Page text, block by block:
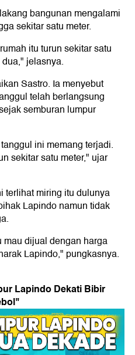
bangunan mengalami
sekitar satu meter.
itu turun sekitar satu
jelasnya.
Sastro. Ia menyebut
telah berlangsung
semburan lumpur
ini memang terjadi.
sekitar satu meter," ujar
terlihat miring itu dulunya
Lapindo namun tidak
dijual dengan harga
Lapindo," pungkasnya.
Lapindo Dekati Bibir
"